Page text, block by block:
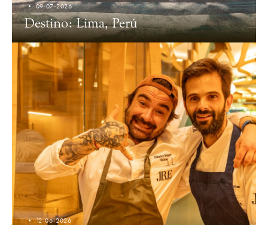
09-07-2026
Destino: Lima, Perú
12-06-2026